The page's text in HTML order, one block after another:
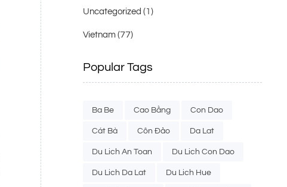
Uncategorized (1)
Vietnam (77)
Popular Tags
Ba Be Cao Bằng Con Dao
Cát Bà Côn Đảo Da Lat
Du Lich An Toan Du Lich Con Dao
Du Lich Da Lat Du Lich Hue